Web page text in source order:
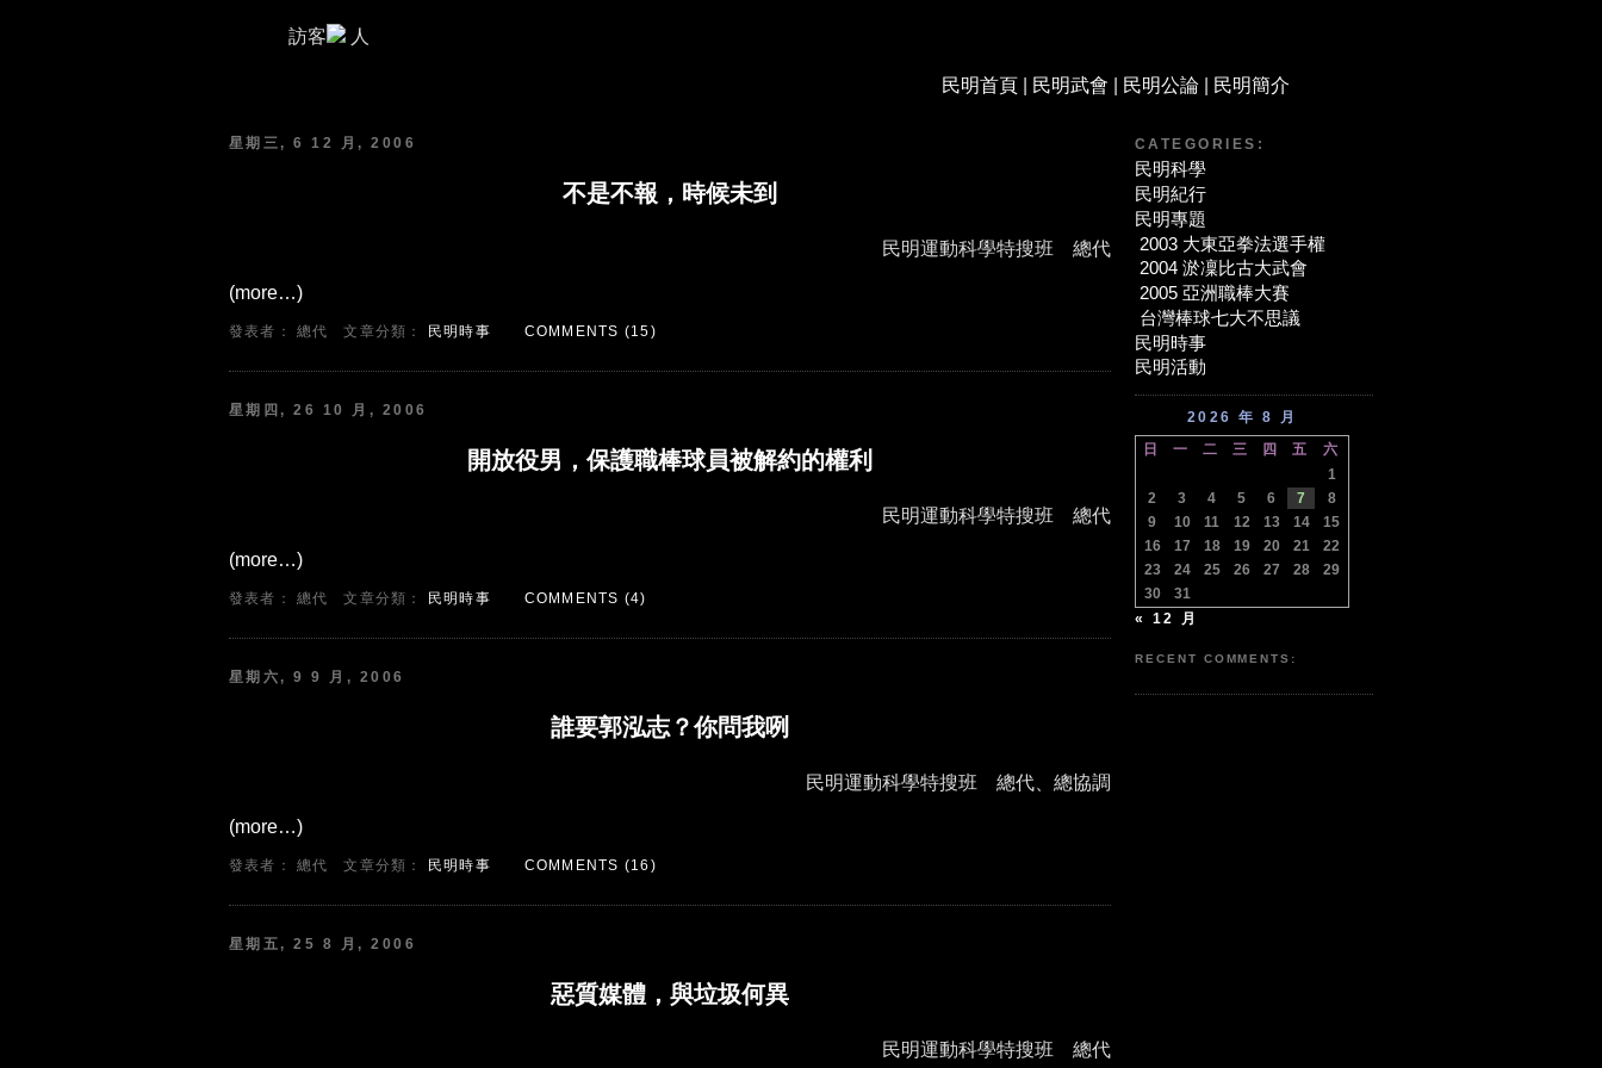
訪客 人
民明首頁 民明武會 民明公論
民明簡介
星期三, 6 12 月, 2006
不是不報，時候未到
民明運動科學特搜班 總代
(more…)
發表者： 總代文章分類： 民明時事 COMMENTS (15)
星期四, 26 10 月, 2006
開放役男，保護職棒球員被解約的權利
民明運動科學特搜班 總代
(more…)
發表者： 總代文章分類： 民明時事 COMMENTS (4)
星期六, 9 9 月, 2006
誰要郭泓志？你問我咧
民明運動科學特搜班 總代、總協調
(more…)
發表者： 總代文章分類： 民明時事 COMMENTS (16)
星期五, 25 8 月, 2006
惡質媒體，與垃圾何異
民明運動科學特搜班 總代
CATEGORIES:
民明科學
民明紀行
民明專題
2003 大東亞拳法選手權
2004 淤凜比古大武會
2005 亞洲職棒大賽
台灣棒球七大不思議
民明時事
民明活動
2026 年 8 月
日
一 二 三 四 五
六
1
2
3 4 5 6 7
8
9
10 11 12 13 14
15
16
17 18 19 20 21
22
23
24 25 26 27 28
29
30
31
« 12 月
RECENT COMMENTS: